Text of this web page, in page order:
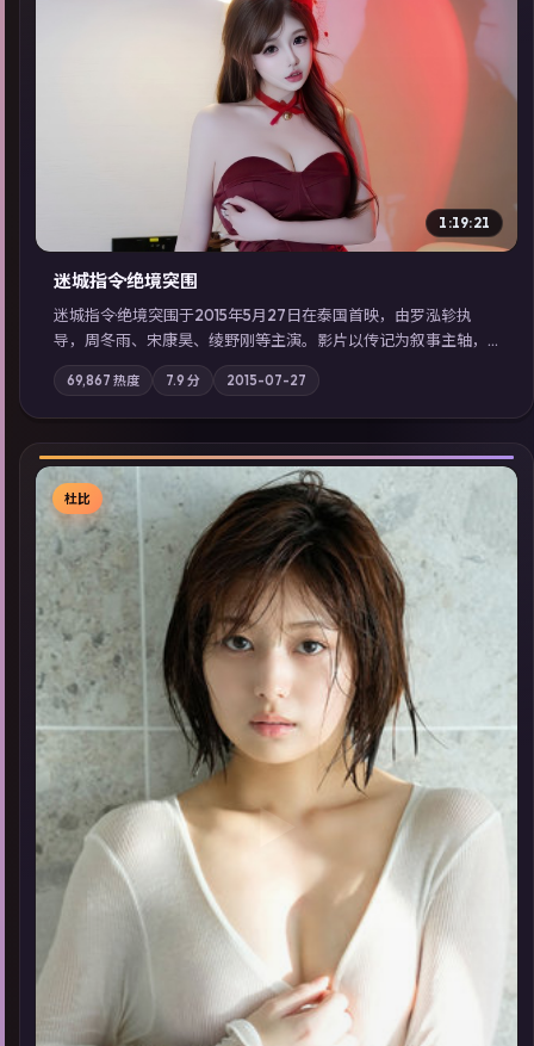
▶
1:19:21
迷城指令·绝境突围
迷城指令·绝境突围于2015年5月27日在泰国首映，由罗泓轸执
导，周冬雨、宋康昊、绫野刚等主演。影片以传记为叙事主轴，
记忆碎片重组后，主角发现自己从未活过“真实”的一天；摄影与
配乐强化地域气质；站内亦可通过「国产免费观看高清电视剧在
线看」延展检索同类型高分佳作，畅享高清在线追剧体验。
69,867 热度 7.9 分 2015-07-27
▶
杜比